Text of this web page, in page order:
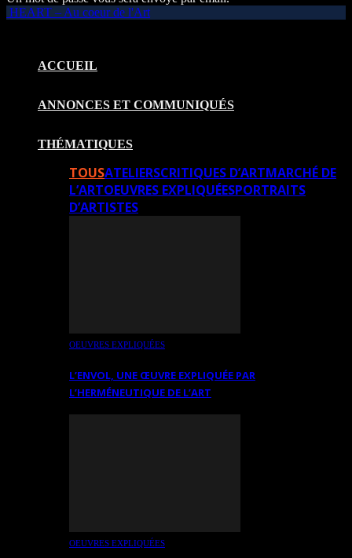
HEART – Au coeur de l'Art
ACCUEIL
ANNONCES ET COMMUNIQUÉS
THÉMATIQUES
TOUSATELIERSCRITIQUES D’ARTMARCHÉ DE
L’ARTOEUVRES EXPLIQUÉESPORTRAITS
D’ARTISTES
OEUVRES EXPLIQUÉES
L’ENVOL, UNE ŒUVRE EXPLIQUÉE PAR
L’HERMÉNEUTIQUE DE L’ART
OEUVRES EXPLIQUÉES